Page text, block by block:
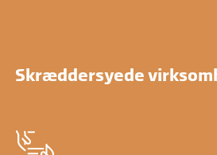
Skræddersyede